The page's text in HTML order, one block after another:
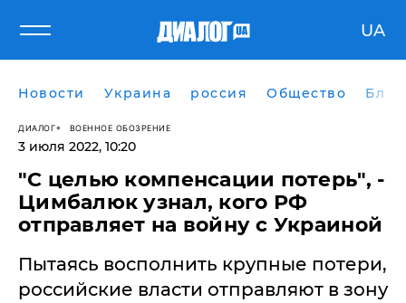
UA
Новости Украина россия Общество
ДИАЛОГ ВОЕННОЕ ОБОЗРЕНИЕ
3 июля 2022, 10:20
"С целью компенсации потерь", -
Цимбалюк узнал, кого РФ
отправляет на войну с Украиной
Пытаясь восполнить крупные потери,
российские власти отправляют в зону